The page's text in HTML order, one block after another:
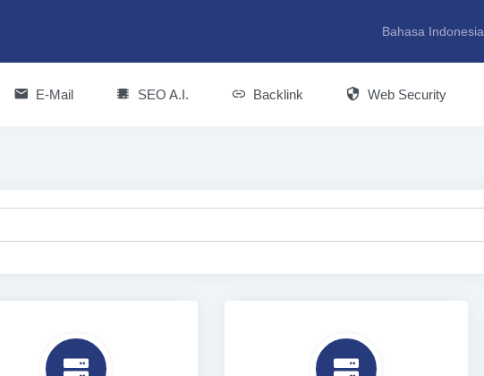
Bahasa Indonesia
E-Mail SEO A.I. Backlink Web Security